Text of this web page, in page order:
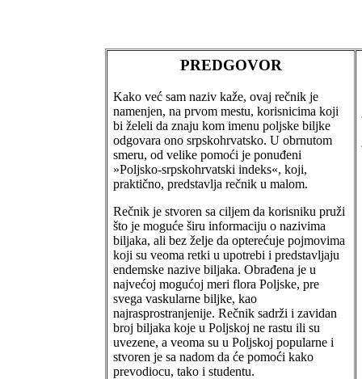
PREDGOVOR
Kako već sam naziv kaže, ovaj rečnik je
namenjen, na prvom mestu, korisnicima koji
bi želeli da znaju kom imenu poljske biljke
odgovara ono srpskohrvatsko. U obrnutom
smeru, od velike pomoći je ponuđeni
»Poljsko-srpskohrvatski indeks«, koji,
praktično, predstavlja rečnik u malom.
Rečnik je stvoren sa ciljem da korisniku pruži
što je moguće širu informaciju o nazivima
biljaka, ali bez želje da opterećuje pojmovima
koji su veoma retki u upotrebi i predstavljaju
endemske nazive biljaka. Obrađena je u
najvećoj mogućoj meri flora Poljske, pre
svega vaskularne biljke, kao
najrasprostranjenije. Rečnik sadrži i zavidan
broj biljaka koje u Poljskoj ne rastu ili su
uvezene, a veoma su u Poljskoj popularne i
stvoren je sa nadom da će pomoći kako
prevodiocu, tako i studentu.